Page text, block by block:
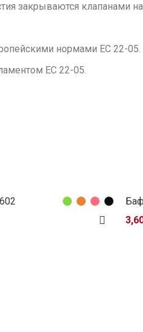
закрываются клапанами
нормами ЕС 22-05.
ЕС 22-05.